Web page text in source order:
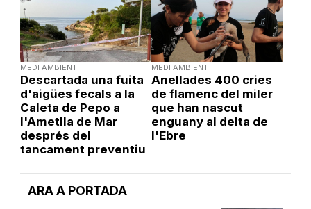
ARA A PORTADA
MEDI AMBIENT
Descartada una fuita
d'aigües fecals a la
Caleta de Pepo a
l'Ametlla de Mar
després del
tancament preventiu
MEDI AMBIENT
Anellades 400 cries
de flamenc del miler
que han nascut
enguany al delta de
l'Ebre